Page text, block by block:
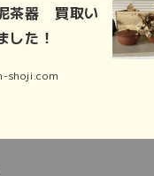
茶器 買取い
した！
shoji.com